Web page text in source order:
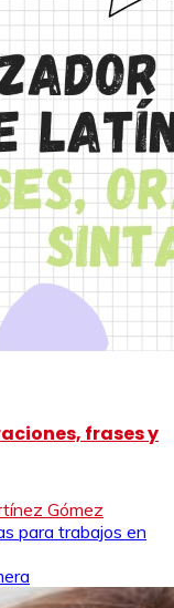
frases y
Gómez
para trabajos en